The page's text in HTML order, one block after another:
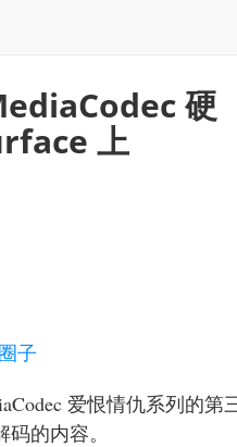
硬
上
子
爱恨情仇系列的第
的内容。